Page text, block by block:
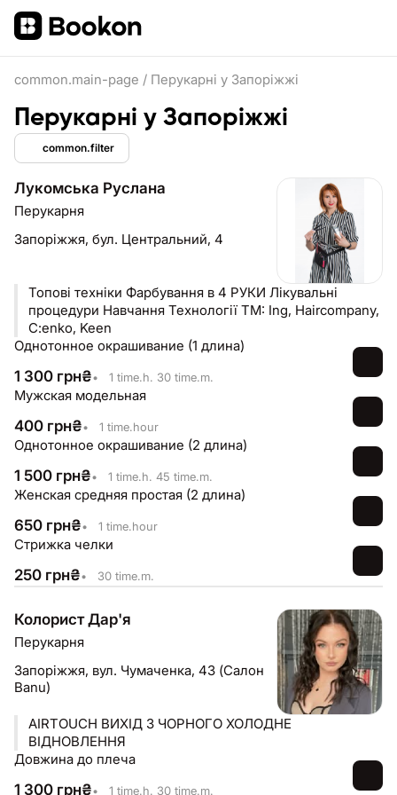
common.main-page / Перукарні у Запоріжжі
Перукарні у Запоріжжі
common.filter
Лукомська Руслана
Перукарня
Запоріжжя, бул. Центральний, 4
Топові техніки Фарбування в 4 РУКИ Лікувальні
процедури Навчання Технології TM: Ing, Haircompany,
C:enko, Keen
Однотонное окрашивание (1 длина)
1 300 грн₴• 1 time.h. 30 time.m.
Мужская модельная
400 грн₴• 1 time.hour
Однотонное окрашивание (2 длина)
1 500 грн₴• 1 time.h. 45 time.m.
Женская средняя простая (2 длина)
650 грн₴• 1 time.hour
Стрижка челки
250 грн₴• 30 time.m.
Колорист Дар'я
Перукарня
Запоріжжя, вул. Чумаченка, 43 (Cалон
Banu)
AIRTOUCH ВИХІД З ЧОРНОГО ХОЛОДНЕ
ВІДНОВЛЕННЯ
Довжина до плеча
1 300 грн₴• 1 time.h. 30 time.m.